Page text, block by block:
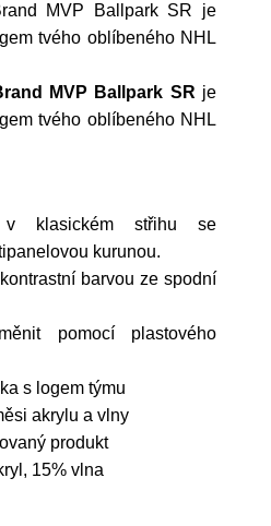
MVP Ballpark SR je
tvého oblíbeného NHL
MVP Ballpark SR je
tvého oblíbeného NHL
klasickém střihu se
kurunou.
barvou ze spodní
pomocí plastového
s logem týmu
akrylu a vlny
produkt
15% vlna